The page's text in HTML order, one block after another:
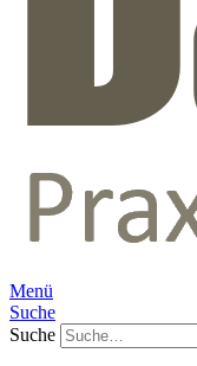
Menü
Suche
Suche